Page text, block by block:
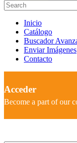
Inicio
Catálogo
Buscador
Enviar Imágenes
Contacto
Acceder
Become a part of our